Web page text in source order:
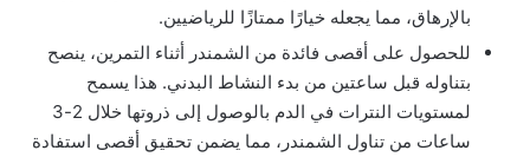
بالإرهاق، مما يجعله خيارًا ممتازًا للرياضيين.
للحصول على أقصى فائدة من الشمندر أثناء التمرين، ينصح
بتناوله قبل ساعتين من بدء النشاط البدني. هذا يسمح
لمستويات النترات في الدم بالوصول إلى ذروتها خلال 2-3
ساعات من تناول الشمندر، مما يضمن تحقيق أقصى استفادة